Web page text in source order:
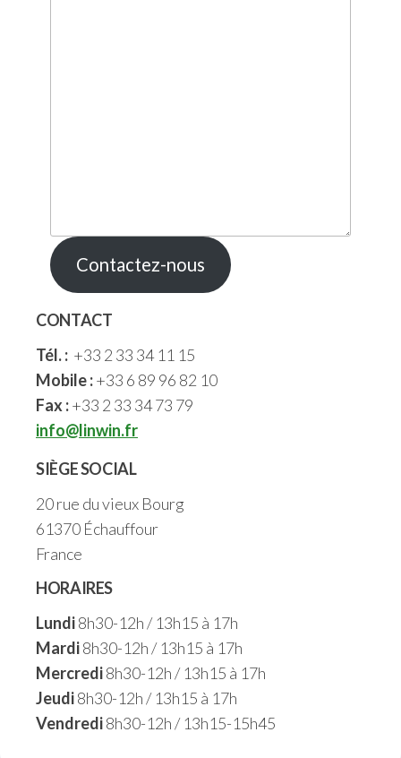
Contactez-nous
CONTACT
Tél. : +33 2 33 34 11 15
Mobile :+33 6 89 96 82 10
Fax :+33 2 33 34 73 79
info@linwin.fr
SIÈGE SOCIAL
20 rue du vieux Bourg
61370 Échauffour
France
HORAIRES
Lundi8h30-12h / 13h15 à 17h
Mardi8h30-12h / 13h15 à 17h
Mercredi8h30-12h / 13h15 à 17h
Jeudi8h30-12h / 13h15 à 17h
Vendredi8h30-12h / 13h15-15h45